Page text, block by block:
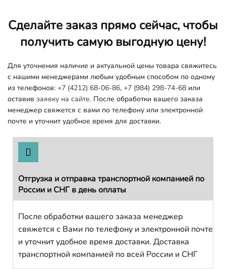
Сделайте заказ прямо сейчас, чтобы
получить самую выгодную цену!
Для уточнения наличие и актуальной цены товара свяжитесь
с нашими менеджерами любым удобным способом по одному
из телефонов: +7 (4212) 68-06-86, +7 (984) 298-74-68 или
оставив заявку на сайте. После обработки вашего заказа
менеджер свяжется с вами по телефону или электронной
почте и уточнит удобное время для доставки.
Отгрузка и отправка транспортной компанией по
России и СНГ в день оплаты
После обработки вашего заказа менеджер
свяжется с Вами по телефону и электронной почте
и уточнит удобное время доставки. Доставка
транспортной компанией по всей России и СНГ